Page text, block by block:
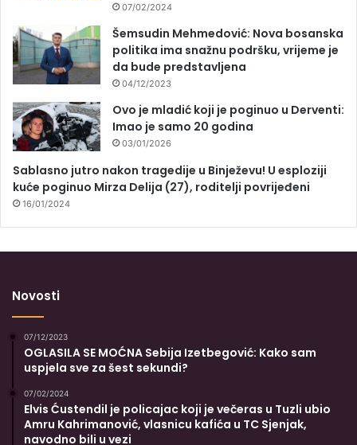
07/02/2024
Šemsudin Mehmedović: Nova bosanska
politika ima snažnu podršku, vrijeme je
da bude predstavljena
04/12/2023
Ovo je mladić koji je poginuo u Derventi:
Imao je samo 20 godina
03/01/2026
Sablasno jutro nakon tragedije u Binježevu! U esploziji
kuće poginuo Mirza Delija (27), roditelji povrijeđeni
16/01/2024
Novosti
07/12/2023
OGLASILA SE MOĆNA Sebija Izetbegović: Kako sam
uspjela sve za šest sekundi?
07/02/2024
Elvis Ćustendil je policajac koji je večeras u Tuzli ubio
Amru Kahrimanović, vlasnicu kafića u TC Sjenjak,
navodno bili u vezi